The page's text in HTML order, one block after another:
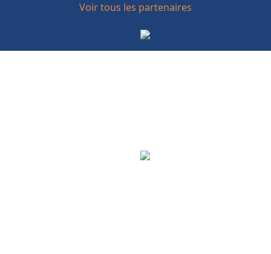
Voir tous les partenaires